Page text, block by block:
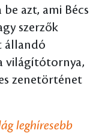
azt, ami Bécs
szerzők
állandó
világítótornya,
zenetörténet
leghíresebb